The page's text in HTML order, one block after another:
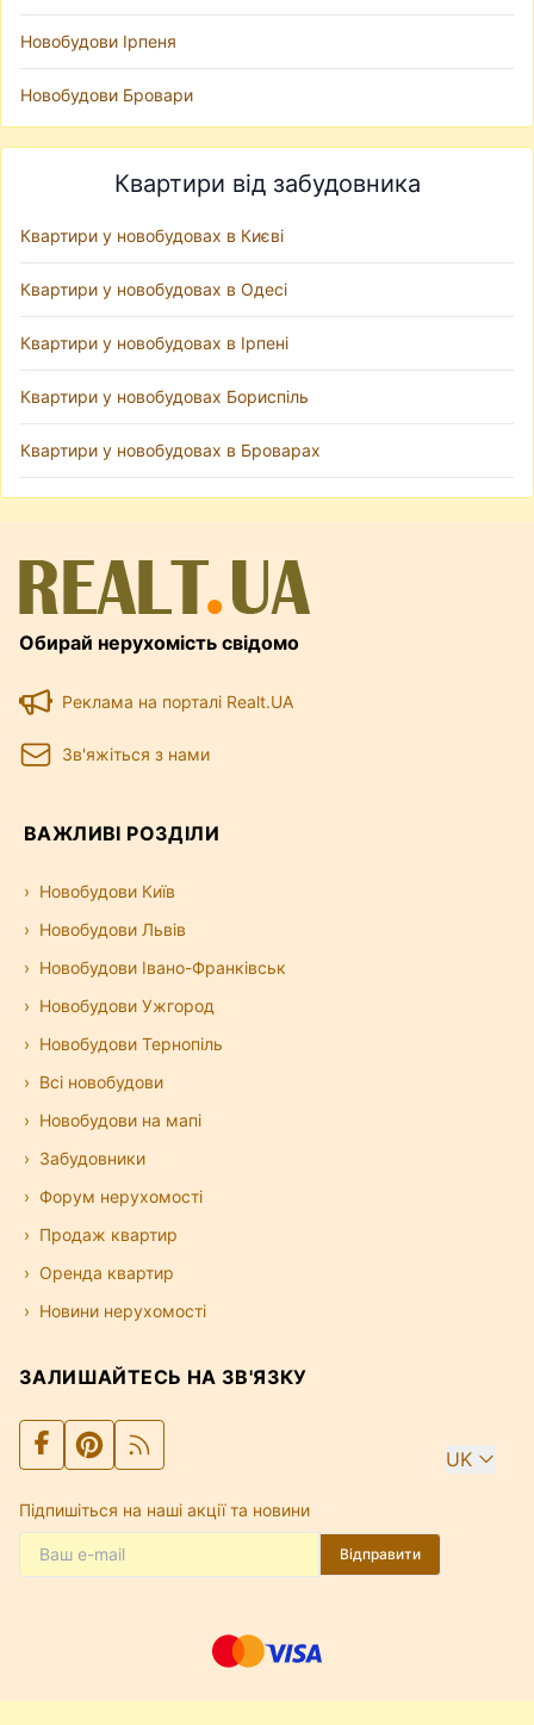
Новобудови Ірпеня
Новобудови Бровари
Квартири від забудовника
Квартири у новобудовах в Києві
Квартири у новобудовах в Одесі
Квартири у новобудовах в Ірпені
Квартири у новобудовах Бориспіль
Квартири у новобудовах в Броварах
Обирай нерухомість свідомо
Реклама на порталі Realt.UA
Зв'яжіться з нами
ВАЖЛИВІ РОЗДІЛИ
Новобудови Київ
Новобудови Львів
Новобудови Івано-Франківськ
Новобудови Ужгород
Новобудови Тернопіль
Всі новобудови
Новобудови на мапі
Забудовники
Форум нерухомості
Продаж квартир
Оренда квартир
Новини нерухомості
ЗАЛИШАЙТЕСЬ НА ЗВ'ЯЗКУ
UK
Підпишіться на наші акції та новини
Відправити